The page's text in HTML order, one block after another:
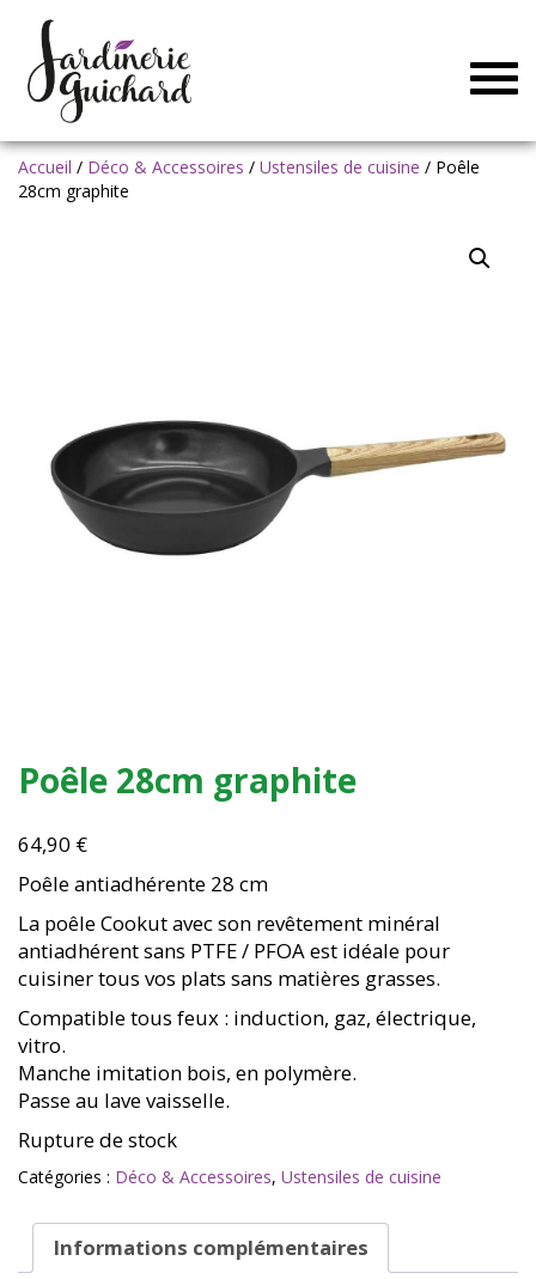
Accueil / Déco & Accessoires / Ustensiles de cuisine / Poêle
28cm graphite
Poêle 28cm graphite
64,90 €
Poêle antiadhérente 28 cm
La poêle Cookut avec son revêtement minéral
antiadhérent sans PTFE / PFOA est idéale pour
cuisiner tous vos plats sans matières grasses.
Compatible tous feux : induction, gaz, électrique,
vitro.
Manche imitation bois, en polymère.
Passe au lave vaisselle.
Rupture de stock
Catégories : Déco & Accessoires, Ustensiles de cuisine
Informations complémentaires